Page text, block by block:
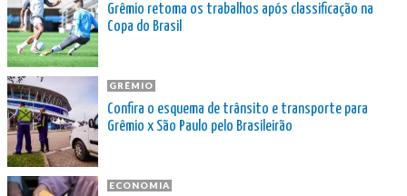
Grêmio retoma os trabalhos após classificação na
Copa do Brasil
GRÊMIO
Confira o esquema de trânsito e transporte para
Grêmio x São Paulo pelo Brasileirão
ECONOMIA